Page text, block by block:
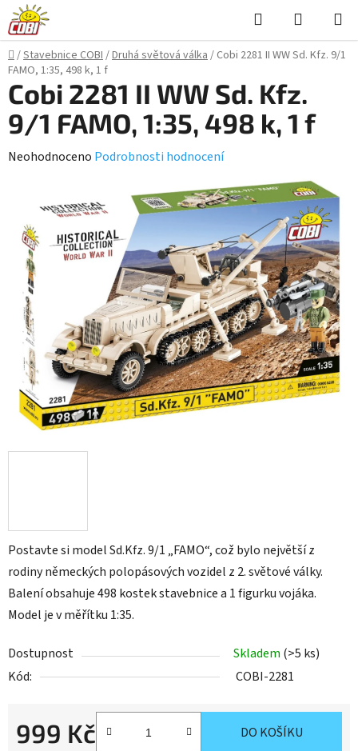
Přejít
na
obsah
Hledat
KOŠÍK
Domů
/Stavebnice COBI/Druhá světová válka/ Cobi 2281 II WW Sd. Kfz. 9/1
FAMO, 1:35, 498 k, 1 f
Postavte si model Sd.Kfz. 9/1 „FAMO“, což bylo největší z
rodiny německých polopásových vozidel z 2. světové války.
Balení obsahuje 498 kostek stavebnice a 1 figurku vojáka.
Model je v měřítku 1:35.
Dostupnost Skladem (>5 ks)
Kód:
COBI-2281
999 Kč DO KOŠÍKU
Cobi 2281 II WW Sd. Kfz.
9/1 FAMO, 1:35, 498 k, 1 f
Průměrné
0,0
hvězdiček.
Neohodnoceno Podrobnosti hodnocení